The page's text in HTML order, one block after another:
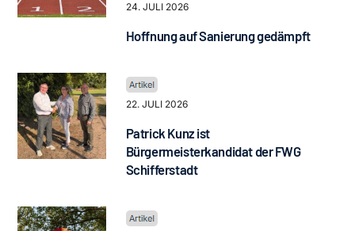
24. JULI 2026
Hoffnung auf Sanierung gedämpft
22. JULI 2026
Patrick Kunz ist
Bürgermeisterkandidat der FWG
Schifferstadt